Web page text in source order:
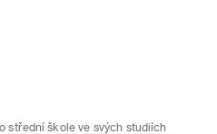
střední škole ve svých studiích